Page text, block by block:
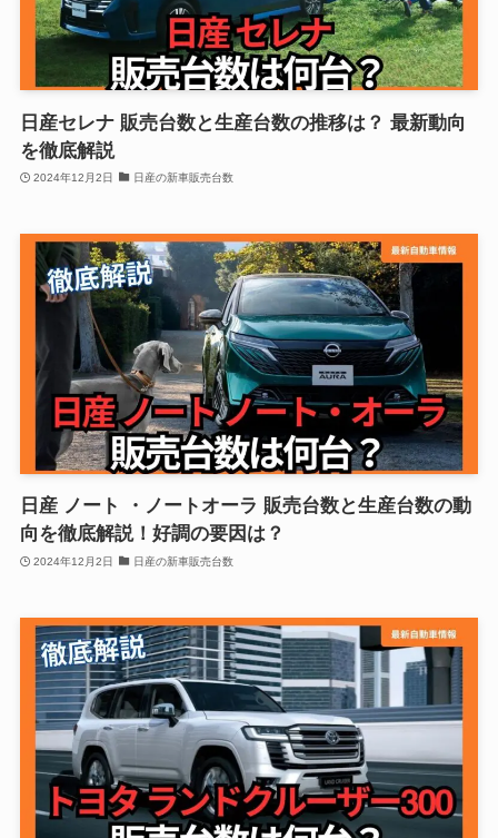
日産セレナ 販売台数と生産台数の推移は？ 最新動向
を徹底解説
2024年12月2日 日産の新車販売台数
日産 ノート ・ノートオーラ 販売台数と生産台数の動
向を徹底解説！好調の要因は？
2024年12月2日 日産の新車販売台数